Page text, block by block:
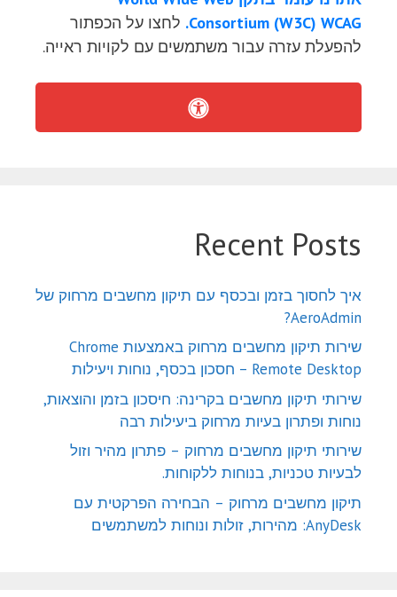
Consortium (W3C) WCAG. לחצו על הכפתור
להפעלת עזרה עבור משתמשים עם לקויות ראייה.
Recent Posts
איך לחסוך בזמן ובכסף עם תיקון מחשבים מרחוק של
AeroAdmin?
שירות תיקון מחשבים מרחוק באמצעות Chrome
Remote Desktop – חסכון בכסף, נוחות ויעילות
שירותי תיקון מחשבים בקרינה: חיסכון בזמן והוצאות,
נוחות ופתרון בעיות מרחוק ביעילות רבה
שירותי תיקון מחשבים מרחוק – פתרון מהיר וזול
לבעיות טכניות, בנוחות ללקוחות.
תיקון מחשבים מרחוק – הבחירה הפרקטית עם
AnyDesk: מהירות, זולות ונוחות למשתמשים